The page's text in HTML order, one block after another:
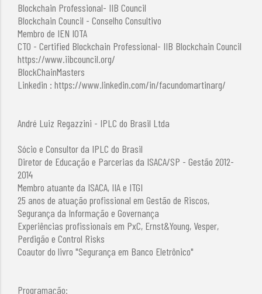
Blockchain Professional- IIB Council
Blockchain Council - Conselho Consultivo
Membro de IEN IOTA
CTO - Certified Blockchain Professional- IIB Blockchain Council
https://www.iibcouncil.org/
BlockChainMasters
Linkedin : https://www.linkedin.com/in/facundomartinarg/
André Luiz Regazzini - IPLC do Brasil Ltda
Sócio e Consultor da IPLC do Brasil
Diretor de Educação e Parcerias da ISACA/SP - Gestão 2012-
2014
Membro atuante da ISACA, IIA e ITGI
25 anos de atuação profissional em Gestão de Riscos,
Segurança da Informação e Governança
Experiências profissionais em PxC, Ernst&Young, Vesper,
Perdigão e Control Risks
Coautor do livro "Segurança em Banco Eletrônico"
Programação: